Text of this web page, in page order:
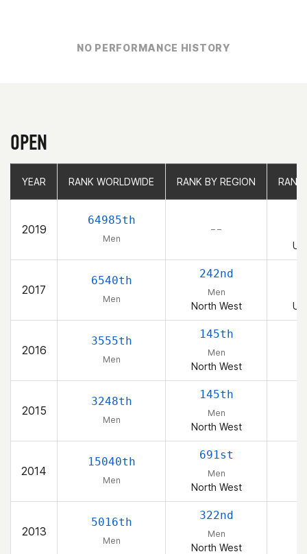
NO PERFORMANCE HISTORY
OPEN
YEAR RANK WORLDWIDE RANK BY REGION RANK
2019
64985th
Men
– –
2017
6540th
Men
242nd
Men
North West
2016
3555th
Men
145th
Men
North West
2015
3248th
Men
145th
Men
North West
2014
15040th
Men
691st
Men
North West
2013
5016th
Men
322nd
Men
North West
YEAR RANK WORLDWIDE RANK BY REGION RANK